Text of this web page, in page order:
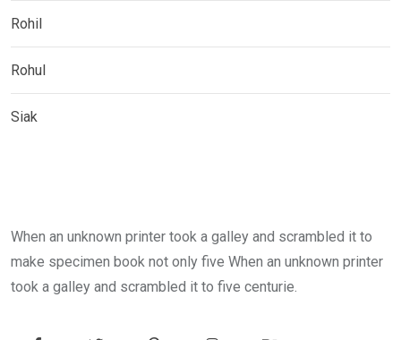
Rohil
Rohul
Siak
When an unknown printer took a galley and scrambled it to
make specimen book not only five When an unknown printer
took a galley and scrambled it to five centurie.